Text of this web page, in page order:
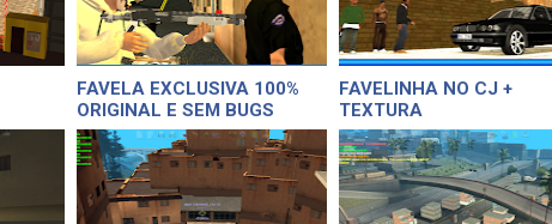
FAVELA EXCLUSIVA 100%
ORIGINAL E SEM BUGS
FAVELINHA NO CJ +
TEXTURA